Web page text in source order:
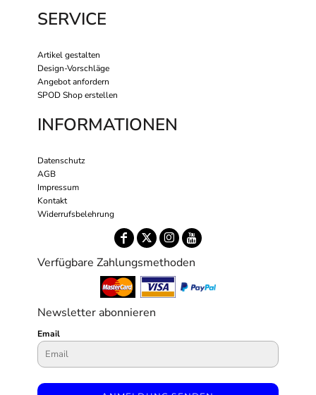
SERVICE
Artikel gestalten
Design-Vorschläge
Angebot anfordern
SPOD Shop erstellen
INFORMATIONEN
Datenschutz
AGB
Impressum
Kontakt
Widerrufsbelehrung
Verfügbare Zahlungsmethoden
Newsletter abonnieren
Email